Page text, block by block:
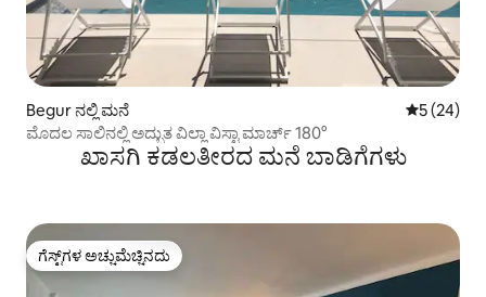
Begur ನಲ್ಲಿ ಮನೆ 5 ರಲ್ಲಿ 5
5 (24)
ಮೊದಲ ಸಾಲಿನಲ್ಲಿ ಅದ್ಭುತ ವಿಲ್ಲಾ ವಿಸ್ಟಾ ಮಾರ್ಚ್ 180°
ಖಾಸಗಿ ಕಡಲತೀರದ ಮನೆ ಬಾಡಿಗೆಗಳು
ಗೆಸ್ಟ್‌ಗಳ ಅಚ್ಚುಮೆಚ್ಚಿನದು
ಗೆಸ್ಟ್‌ಗಳ ಅಚ್ಚುಮೆಚ್ಚಿನದು